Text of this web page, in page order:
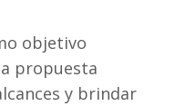
objetivo
propuesta
y brindar